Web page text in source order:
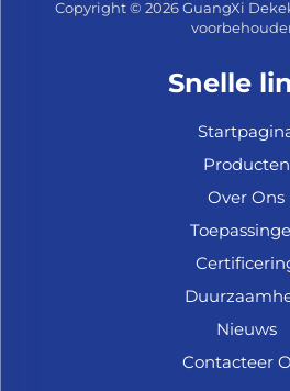
Copyright © 2026 GuangXi
Snelle
Producten
Over Ons
Nieuws
Contacteer